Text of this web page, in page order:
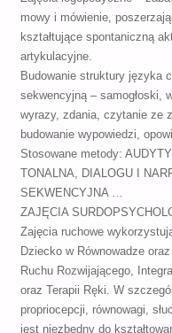
mowy i mówienie,
kształtujące spontaniczną
artykulacyjne.
Budowanie struktury języka
sekwencyjną – samogłoski,
wyrazy, zdania, czytanie ze
budowanie wypowiedzi,
Stosowane metody:
TONALNA, DIALOGU I
SEKWENCYJNA …
ZAJĘCIA
Zajęcia ruchowe
Dziecko w Równowadze
Ruchu Rozwijającego,
oraz Terapii Ręki. W
propriocepcji, równowagi,
jest niezbędny do